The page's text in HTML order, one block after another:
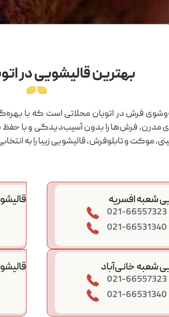
بهترین قالیشویی در
فرش در اتوبان محلاتی است که با
مدرن، فرش‌ها را بدون آسیب‌دیدگی و
و تابلوفرش، قالیشویی زیبا را به
شعبه افسریه
021-66557323
021-66531340
شعبه خانی‌آباد
021-66557323
021-66531340